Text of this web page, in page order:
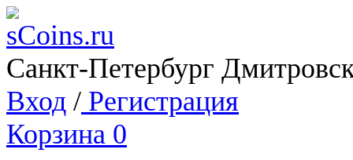
Санкт-Петербург
Вход / Регистрация
Корзина 0